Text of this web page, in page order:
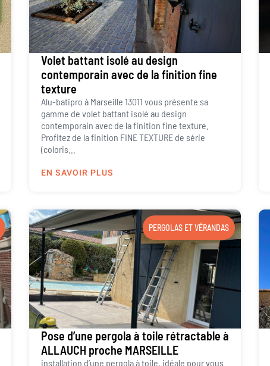
Volet battant isolé au design
contemporain avec de la finition fine
texture
Alu-batipro à Marseille 13011 vous présente sa
gamme de volet battant isolé au design
contemporain avec de la finition fine texture.
Profitez de la finition FINE TEXTURE de série
(coloris...
EN SAVOIR PLUS
PERGOLAS ET VÉRANDAS
Pose d’une pergola à toile rétractable à
ALLAUCH proche MARSEILLE
installation d’une pergola à toile, idéale pour vous